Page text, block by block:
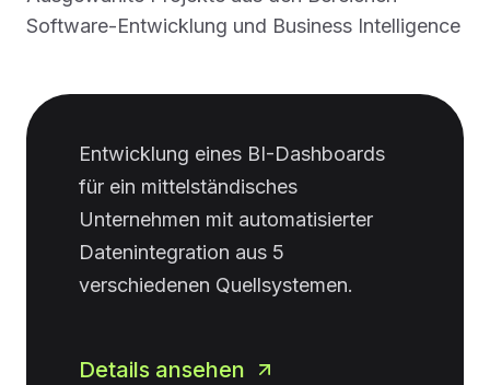
Software-Entwicklung und Business Intelligence
Entwicklung eines BI-Dashboards
für ein mittelständisches
Unternehmen mit automatisierter
Datenintegration aus 5
verschiedenen Quellsystemen.
Details ansehen